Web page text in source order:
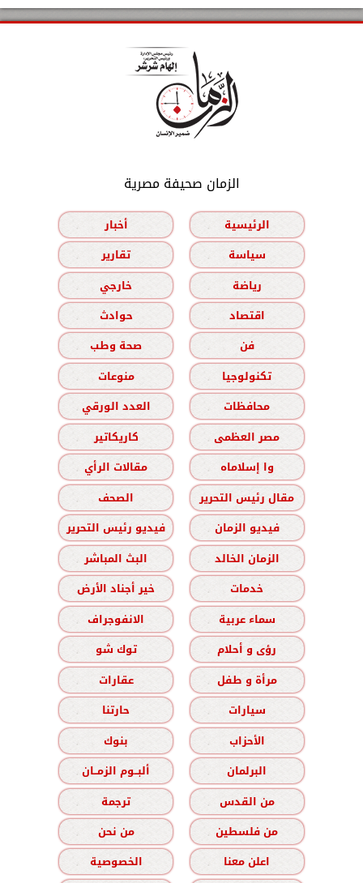
الزمان صحيفة مصرية
الرئيسية
أخبار
سياسة
تقارير
رياضة
خارجي
اقتصاد
حوادث
فن
صحة وطب
تكنولوجيا
منوعات
محافظات
العدد الورقي
مصر العظمى
كاريكاتير
وا إسلاماه
مقالات الرأي
مقال رئيس التحرير
الصحف
فيديو الزمان
فيديو رئيس التحرير
الزمان الخالد
البث المباشر
خدمات
خير أجناد الأرض
سماء عربية
الانفوجراف
رؤى و أحلام
توك شو
مرأة و طفل
عقارات
سيارات
حارتنا
الأحزاب
بنوك
البرلمان
ألبــوم الزمــان
من القدس
ترجمة
من فلسطين
من نحن
اعلن معنا
الخصوصية